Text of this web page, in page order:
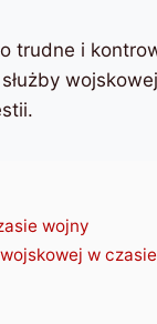
trudne i
wojny
w